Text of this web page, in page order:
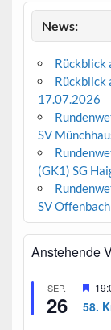
News:
Rückblick
Rückblick
17.07.2026
SV
(GK1) SG
SV
Anstehende
SEP.
26
H
r
58.